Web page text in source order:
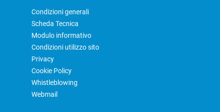
Condizioni generali
Scheda Tecnica
Modulo informativo
Condizioni utilizzo sito
Privacy
Cookie Policy
Whistleblowing
Webmail